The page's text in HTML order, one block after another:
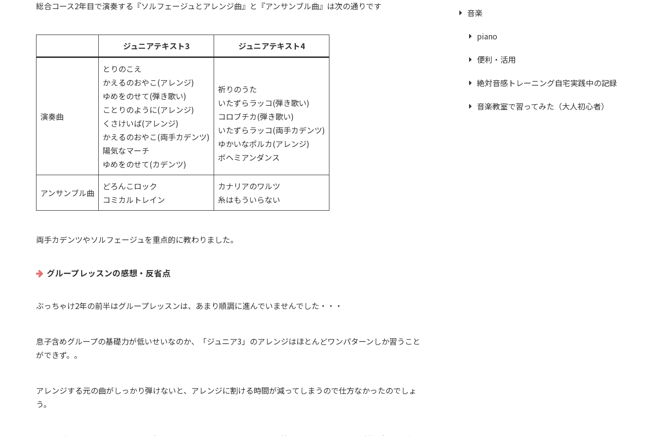
総合コース2年目で演奏する『ソルフェージュとアレンジ曲』と『アンサンブル曲』は次の通りです
ジュニアテキスト3 ジュニアテキスト4
演奏曲
とりのこえ
かえるのおやこ(アレンジ)
ゆめをのせて(弾き歌い)
ことりのように(アレンジ)
くさけいば(アレンジ)
かえるのおやこ(両手カデンツ)
陽気なマーチ
ゆめをのせて(カデンツ)
祈りのうた
いたずらラッコ(弾き歌い)
コロブチカ(弾き歌い)
いたずらラッコ(両手カデンツ)
ゆかいなポルカ(アレンジ)
ボヘミアンダンス
アンサンブル曲
どろんこロック
コミカルトレイン
カナリアのワルツ
糸はもういらない
両手カデンツやソルフェージュを重点的に教わりました。
グループレッスンの感想・反省点
ぶっちゃけ2年の前半はグループレッスンは、あまり順調に進んでいませんでした・・・
息子含めグループの基礎力が低いせいなのか、「ジュニア3」のアレンジはほとんどワンパターンしか習うこと
ができず。。
アレンジする元の曲がしっかり弾けないと、アレンジに割ける時間が減ってしまうので仕方なかったのでしょ
う。
音楽
piano
便利・活用
絶対音感トレーニング自宅実践中の記録
音楽教室で習ってみた（大人初心者）